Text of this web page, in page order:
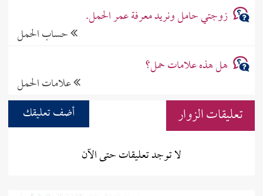
زوجتي حامل ونريد معرفة عمر الحمل.
حساب الحمل
هل هذه علامات حمل؟
علامات الحمل
تعليقات الزوار
أضف تعليقك
لا توجد تعليقات حتى الآن